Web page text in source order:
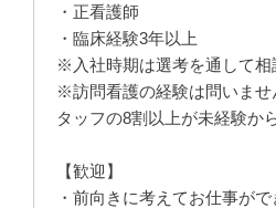
・正看護師
・臨床経験3年以上
※入社時期は選考を通して相
※訪問看護の経験は問いませ
タッフの8割以上が未経験か
【歓迎】
・前向きに考えてお仕事が